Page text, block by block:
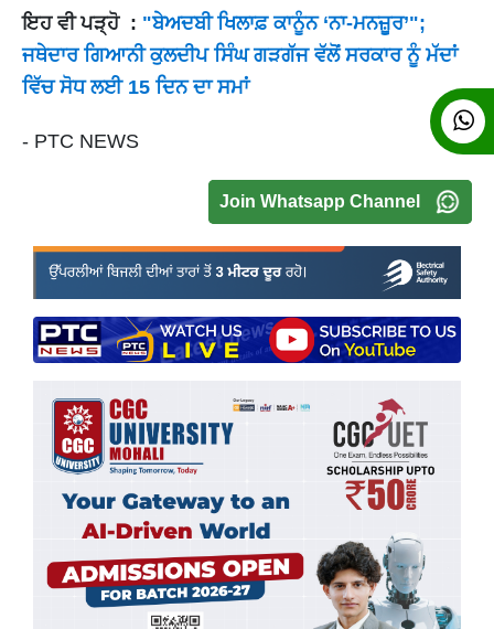
ਇਹ ਵੀ ਪੜ੍ਹੋ : "ਬੇਅਦਬੀ ਖਿਲਾਫ਼ ਕਾਨੂੰਨ ‘ਨਾ-ਮਨਜ਼ੂਰ’";
ਜਥੇਦਾਰ ਗਿਆਨੀ ਕੁਲਦੀਪ ਸਿੰਘ ਗੜਗੱਜ ਵੱਲੋਂ ਸਰਕਾਰ ਨੂੰ ਮੱਦਾਂ
ਵਿੱਚ ਸੋਧ ਲਈ 15 ਦਿਨ ਦਾ ਸਮਾਂ
- PTC NEWS
Join Whatsapp Channel